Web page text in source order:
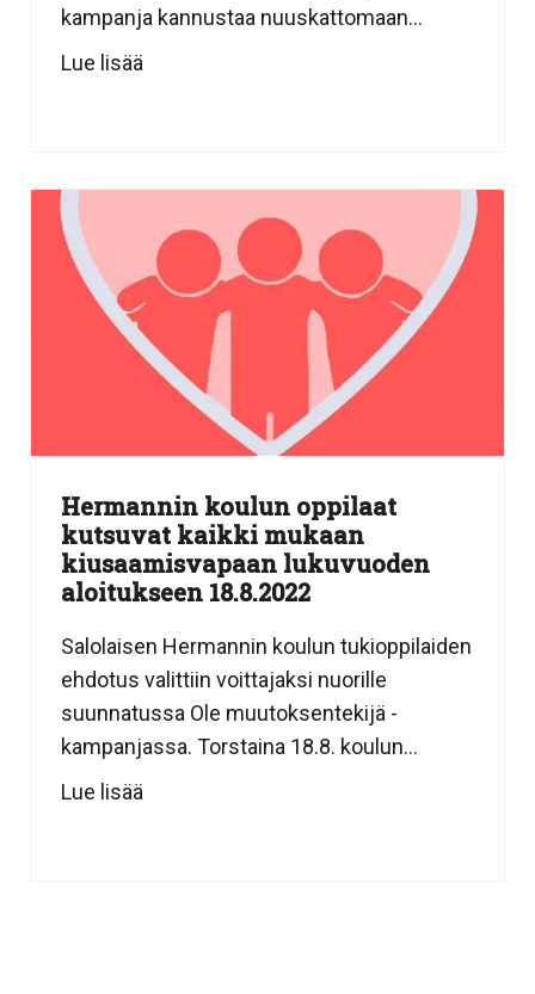
kampanja kannustaa nuuskattomaan...
Lue lisää
Hermannin koulun oppilaat
kutsuvat kaikki mukaan
kiusaamisvapaan lukuvuoden
aloitukseen 18.8.2022
Salolaisen Hermannin koulun tukioppilaiden
ehdotus valittiin voittajaksi nuorille
suunnatussa Ole muutoksentekijä -
kampanjassa. Torstaina 18.8. koulun...
Lue lisää